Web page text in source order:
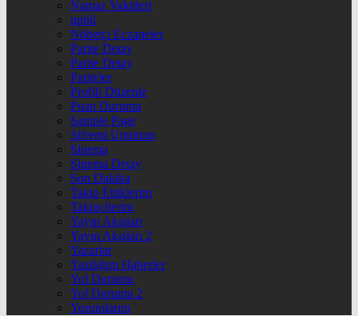
Namaz Vakitleri
nnbil
Nöbetçi Eczaneler
Parite Detay
Parite Detay
Pariteler
Profili Düzenle
Puan Durumu
Sample Page
Şifremi Unuttum
Sinema
Sinema Detay
Son Dakika
Takip Ettiklerim
Takipçilerim
Yayın Akışları
Yayın Akışları 2
Yazarlar
Yazdığım Haberler
Yol Durumu
Yol Durumu 2
Yorumlarım